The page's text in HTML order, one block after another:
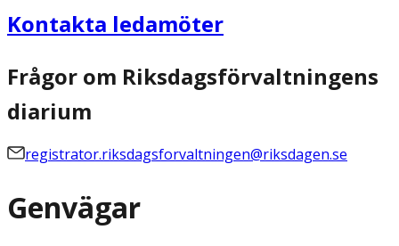
Kontakta ledamöter
Frågor om Riksdagsförvaltningens
diarium
registrator.riksdagsforvaltningen@riksdagen.se
Genvägar